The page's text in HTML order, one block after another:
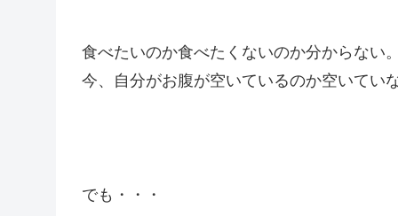
食べたいのか食べたくないのか分からない。
今、自分がお腹が空いているのか空いてい
でも・・・